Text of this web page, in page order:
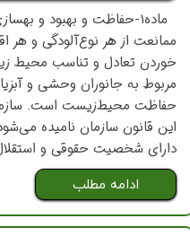
ماده1-حفاظت‌ و بهبود و
ممانعت‌ از هر نوع‌آلودگي‌ و
خوردن‌ تعادل‌ و تناسب‌ محيط
مربوط‌ به‌ جانوران‌ وحشي‌ و
حفاظت‌ محيط‌زيست‌ است‌.
اين‌ قانون‌ سازمان‌ ناميده‌
داراي‌ شخصيت‌ حقوقي‌ و
ادامه مطلب